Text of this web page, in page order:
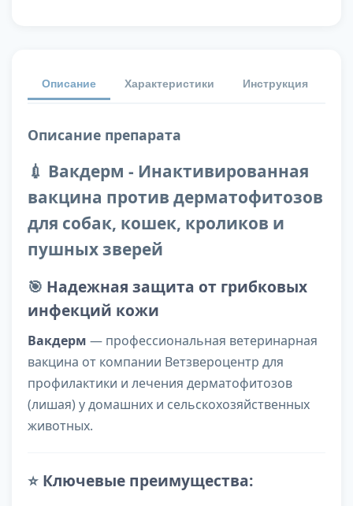
Описание Характеристики Инструкция
Описание препарата
💉 Вакдерм - Инактивированная
вакцина против дерматофитозов
для собак, кошек, кроликов и
пушных зверей
🎯 Надежная защита от грибковых
инфекций кожи
Вакдерм — профессиональная ветеринарная
вакцина от компании Ветзвероцентр для
профилактики и лечения дерматофитозов
(лишая) у домашних и сельскохозяйственных
животных.
⭐ Ключевые преимущества: